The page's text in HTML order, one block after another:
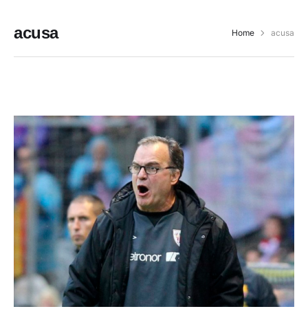
acusa Home acusa